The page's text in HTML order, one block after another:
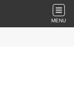
MENU